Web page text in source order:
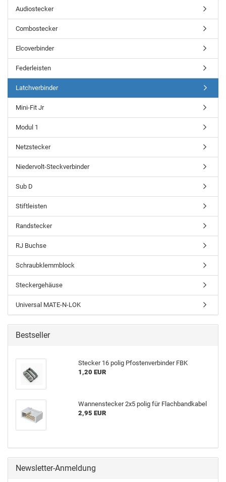
Audiostecker
Combostecker
Elcoverbinder
Federleisten
Latchverbinder
Mini-Fit Jr
Modul 1
Netzstecker
Niedervolt-Steckverbinder
Sub D
Stiftleisten
Randstecker
RJ Buchse
Schraubklemmblock
Steckergehäuse
Universal MATE-N-LOK
Bestseller
Ste­cker 16 polig Pfos­ten­ver­bin­der FBK
1,20 EUR
Wan­nen­ste­cker 2x5 polig für Flach­band­ka­bel
2,95 EUR
Newsletter-Anmeldung